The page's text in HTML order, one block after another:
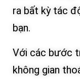
ra bất kỳ tác
bạn.
Với các bước
không gian